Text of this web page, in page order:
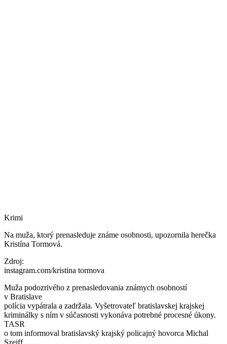
Krimi
Na muža, ktorý prenasleduje známe osobnosti, upozornila herečka
Kristína Tormová.
Zdroj:
instagram.com/kristina tormova
Muža podozrivého z prenasledovania známych osobností
v Bratislave
polícia vypátrala a zadržala. Vyšetrovateľ bratislavskej krajskej
kriminálky s ním v súčasnosti vykonáva potrebné procesné úkony.
TASR
o tom informoval bratislavský krajský policajný hovorca Michal
Szeiff.